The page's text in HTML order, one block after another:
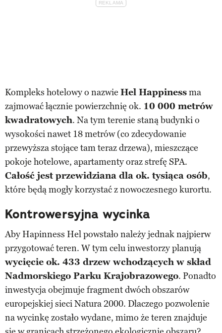
Kompleks hotelowy o nazwie Hel Happinessma
zajmować łącznie powierzchnię ok. 10 000 metrów
kwadratowych. Na tym terenie staną budynki o
wysokości nawet 18 metrów (co zdecydowanie
przewyższa stojące tam teraz drzewa), mieszczące
pokoje hotelowe, apartamenty oraz strefę SPA.
Całość jest przewidziana dla ok. tysiąca osób,
które będą mogły korzystać z nowoczesnego kurortu.
Kontrowersyjna wycinka
Aby Hapinness Hel powstało należy jednak najpierw
przygotować teren. W tym celu inwestorzy planują
wycięcie ok. 433 drzew wchodzących w skład
Nadmorskiego Parku Krajobrazowego. Ponadto
inwestycja obejmuje fragment dwóch obszarów
europejskiej sieci Natura 2000. Dlaczego pozwolenie
na wycinkę zostało wydane, mimo że teren znajduje